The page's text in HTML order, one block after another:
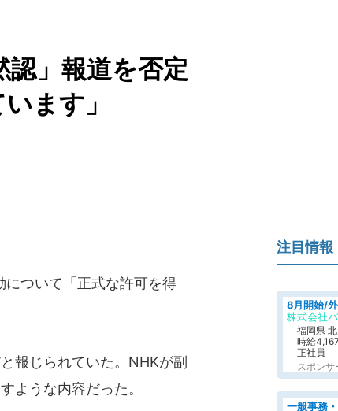
認」報道を否定
ます」
ついて「正式な許可を得
報じられていた。NHKが副
ような内容だった。
注目情報
株式会社
福岡県
時給
正社員
スポンサ